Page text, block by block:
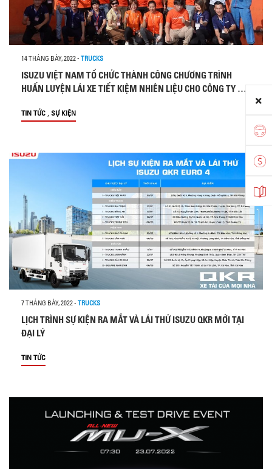
14 THÁNG BẢY, 2022- TRUCKS
ISUZU VIỆT NAM TỔ CHỨC THÀNH CÔNG CHƯƠNG TRÌNH
HUẤN LUYỆN LÁI XE TIẾT KIỆM NHIÊN LIỆU CHO CÔNG TY CỔ
TIN TỨC , SỰ KIỆN
7 THÁNG BẢY, 2022- TRUCKS
LỊCH TRÌNH SỰ KIỆN RA MẮT VÀ LÁI THỬ ISUZU QKR MỚI TẠI
ĐẠI LÝ
TIN TỨC